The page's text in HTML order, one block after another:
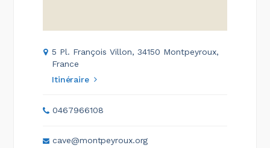
5 Pl. François Villon, 34150 Montpeyroux,
France
Itinéraire
0467966108
cave@montpeyroux.org